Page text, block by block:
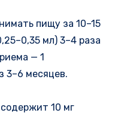
пищу за 10–15
мл) 3–4 раза
— 1
3–6 месяцев.
10 мг